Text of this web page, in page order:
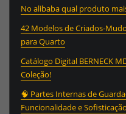
No alibaba qual produto
42 Modelos de Criados-
para Quarto
Catálogo Digital BERNECK
Coleção!
🧠 Partes Internas de
Funcionalidade e Sofisticação